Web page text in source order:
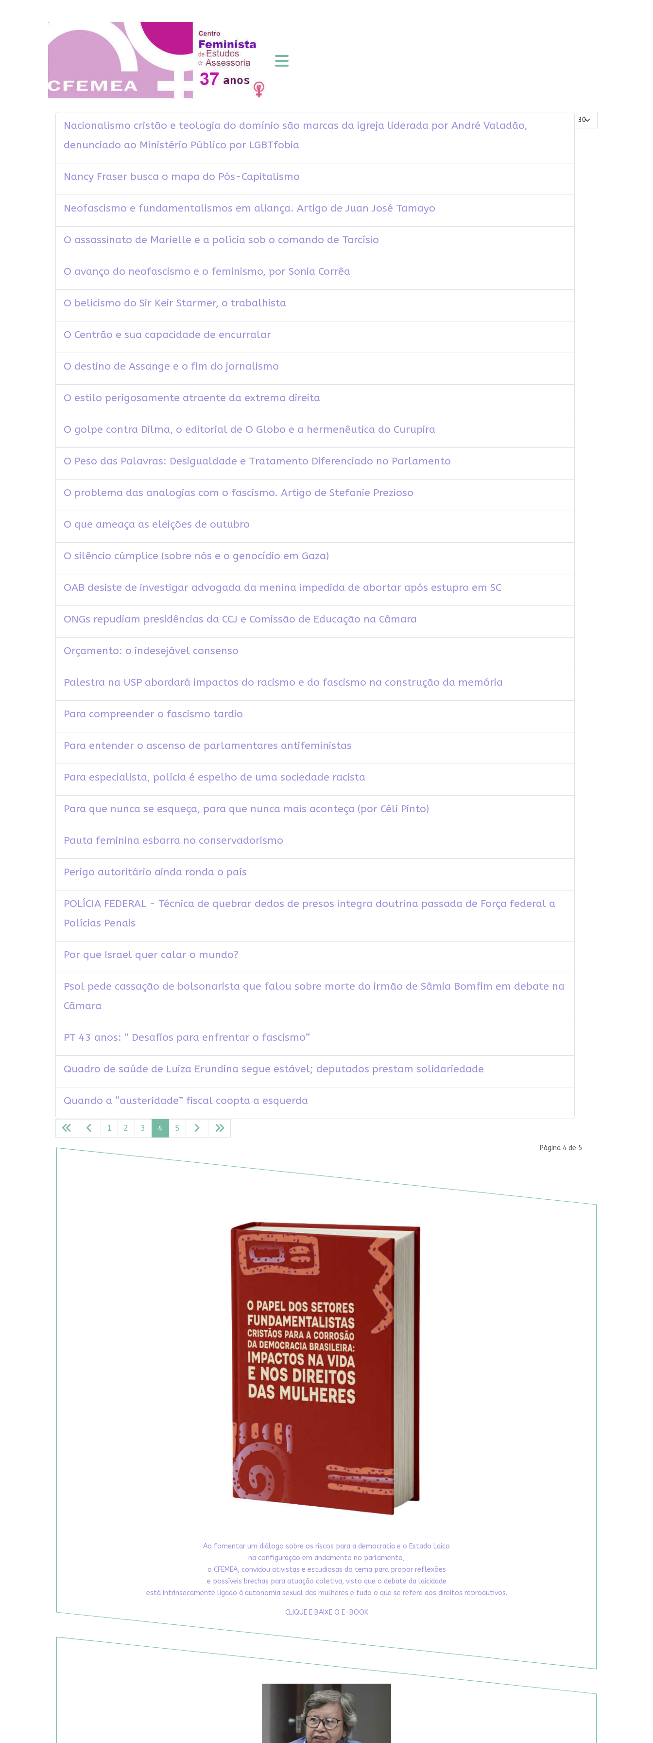
Mostrar #
Nacionalismo cristão e teologia do domínio são marcas da igreja liderada por André Valadão,
denunciado ao Ministério Público por LGBTfobia
Nancy Fraser busca o mapa do Pós-Capitalismo
Neofascismo e fundamentalismos em aliança. Artigo de Juan José Tamayo
O assassinato de Marielle e a polícia sob o comando de Tarcísio
O avanço do neofascismo e o feminismo, por Sonia Corrêa
O belicismo do Sir Keir Starmer, o trabalhista
O Centrão e sua capacidade de encurralar
O destino de Assange e o fim do jornalismo
O estilo perigosamente atraente da extrema direita
O golpe contra Dilma, o editorial de O Globo e a hermenêutica do Curupira
O Peso das Palavras: Desigualdade e Tratamento Diferenciado no Parlamento
O problema das analogias com o fascismo. Artigo de Stefanie Prezioso
O que ameaça as eleições de outubro
O silêncio cúmplice (sobre nós e o genocídio em Gaza)
OAB desiste de investigar advogada da menina impedida de abortar após estupro em SC
ONGs repudiam presidências da CCJ e Comissão de Educação na Câmara
Orçamento: o indesejável consenso
Palestra na USP abordará impactos do racismo e do fascismo na construção da memória
Para compreender o fascismo tardio
Para entender o ascenso de parlamentares antifeministas
Para especialista, polícia é espelho de uma sociedade racista
Para que nunca se esqueça, para que nunca mais aconteça (por Céli Pinto)
Pauta feminina esbarra no conservadorismo
Perigo autoritário ainda ronda o país
POLÍCIA FEDERAL - Técnica de quebrar dedos de presos integra doutrina passada de Força federal a
Polícias Penais
Por que Israel quer calar o mundo?
Psol pede cassação de bolsonarista que falou sobre morte do irmão de Sâmia Bomfim em debate na
Câmara
PT 43 anos: ” Desafios para enfrentar o fascismo”
Quadro de saúde de Luiza Erundina segue estável; deputados prestam solidariedade
Quando a “austeridade” fiscal coopta a esquerda
Página 4 de 5
1 2 3 4 5
Ao fomentar um diálogo sobre os riscos para a democracia e o Estado Laico
na configuração em andamento no parlamento,
o CFEMEA, convidou ativistas e estudiosas do tema para propor reflexões
e possíveis brechas para atuação coletiva, visto que o debate da laicidade
está intrinsecamente ligado à autonomia sexual das mulheres e tudo o que se refere aos direitos reprodutivos.
CLIQUE E BAIXE O E-BOOK